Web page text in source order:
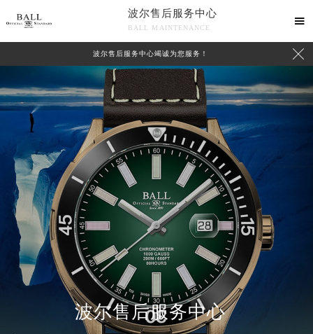
波尔售后服务中心
BALL MAINTENANCE

波尔售后服务中心竭诚为您服务！ 
波尔售后服务中心